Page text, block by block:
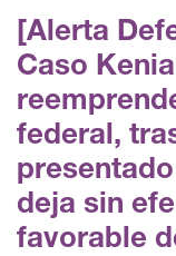
[Alerta
Caso
federal,
deja sin
favorable